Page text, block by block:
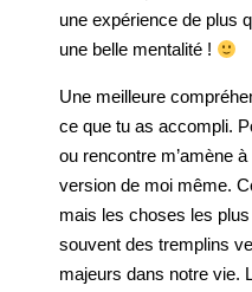
une expérience de plus
une belle mentalité !
Une meilleure
ce que tu as accompli.
ou rencontre m’amène
version de moi même.
mais les choses les
souvent des tremplins
majeurs dans notre vie.